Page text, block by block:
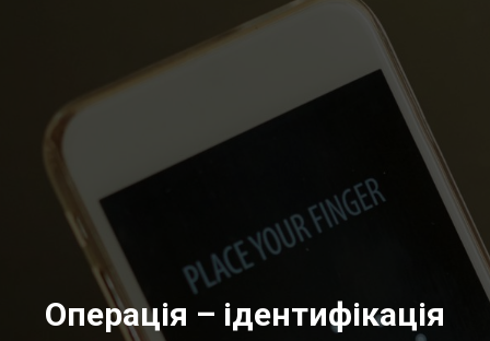
Операція – ідентифікація